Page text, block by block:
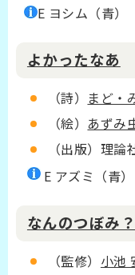
E ヨシム（青）
よかったなあ
（詩） まど・
（絵） あずみ
（出版）理論
E アズミ（青）
なんのつぼみ
（監修） 小池